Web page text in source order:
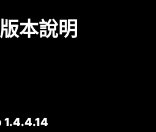
本說明
1.4.4.14